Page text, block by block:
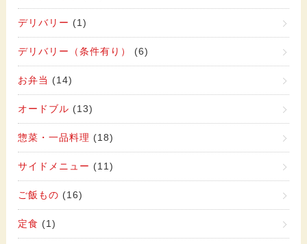
デリバリー (1)
デリバリー（条件有り） (6)
お弁当 (14)
オードブル (13)
惣菜・一品料理 (18)
サイドメニュー (11)
ご飯もの (16)
定食 (1)